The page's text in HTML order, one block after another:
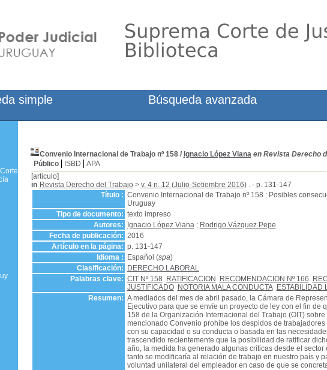
Convenio Internacional de Trabajo nº 158/ Ignacio López Viana en Revista Derecho
Público
ISBD
APA
[artículo]
in Revista Derecho del Trabajo> v. 4 n. 12 (Julio-Setiembre 2016). - p. 131-147
Título : Convenio Internacional de Trabajo nº 158 : Posibles
Uruguay
Tipo de documento: texto impreso
Autores:
Ignacio López Viana; Rodrigo Vázquez Pepe
Fecha de publicación: 2016
Artículo en la página: p. 131-147
Idioma :
Español (spa)
Clasificación:
DERECHO LABORAL
Palabras clave: CIT Nº 158 RATIFICACION RECOMENDACION Nº 166
JUSTIFICADO
NOTORIA MALA CONDUCTA ESTABILIDAD
Resumen: A mediados del mes de abril pasado, la Cámara de
Ejecutivo para que se envíe un proyecto de ley con el fin de
158 de la Organización Internacional del Trabajo (OIT)
mencionado Convenio prohíbe los despidos de
con su capacidad o su conducta o basada en las
trascendido recientemente que la posibilidad de ratificar
año, la medida ha generado algunas críticas desde el
tanto se modificaría al relación de trabajo en nuestro país y
voluntad unilateral del empleador en caso de que se
simple Búsqueda avanzada